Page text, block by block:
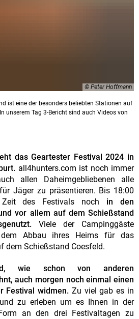
© Peter Hoffmann
ist eine der besonders beliebten Stationen auf
unserem Tag 3-Bericht sind auch Videos von
das Geartester Festival 2024 in
all4hunters.com ist noch immer
allen Daheimgebliebenen alle
Jäger zu präsentieren. Bis 18:00
des Festivals noch in den
vor allem auf dem Schießstand
Viele der Campinggäste
Abbau ihres Heims für das
dem Schießstand Coesfeld.
wie schon von anderen
auch morgen noch einmal einen
Festival widmen. Zu viel gab es in
zu erleben um es Ihnen in der
an den drei Festivaltagen zu